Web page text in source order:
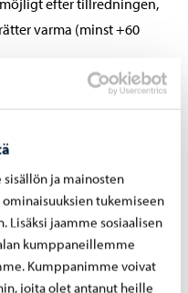
ja mainosten
tukemiseen
Lisäksi jaamme sosiaalisen
kumppaneillemme
Kumppanimme voivat
joita olet antanut heille
varma (minst +60
som dess åtgång
Maten som serveras står
kyl den i kylskåpet
du är frisk